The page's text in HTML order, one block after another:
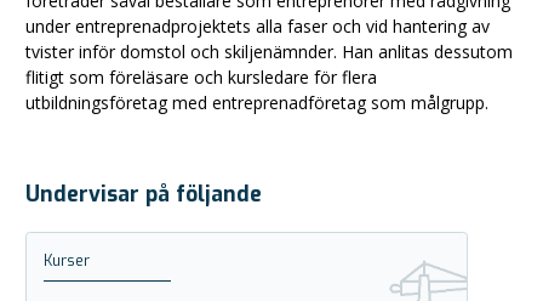
under entreprenadprojektets alla faser och vid hantering av
tvister inför domstol och skiljenämnder. Han anlitas dessutom
flitigt som föreläsare och kursledare för flera
utbildningsföretag med entreprenadföretag som målgrupp.
Undervisar på följande
Kurser